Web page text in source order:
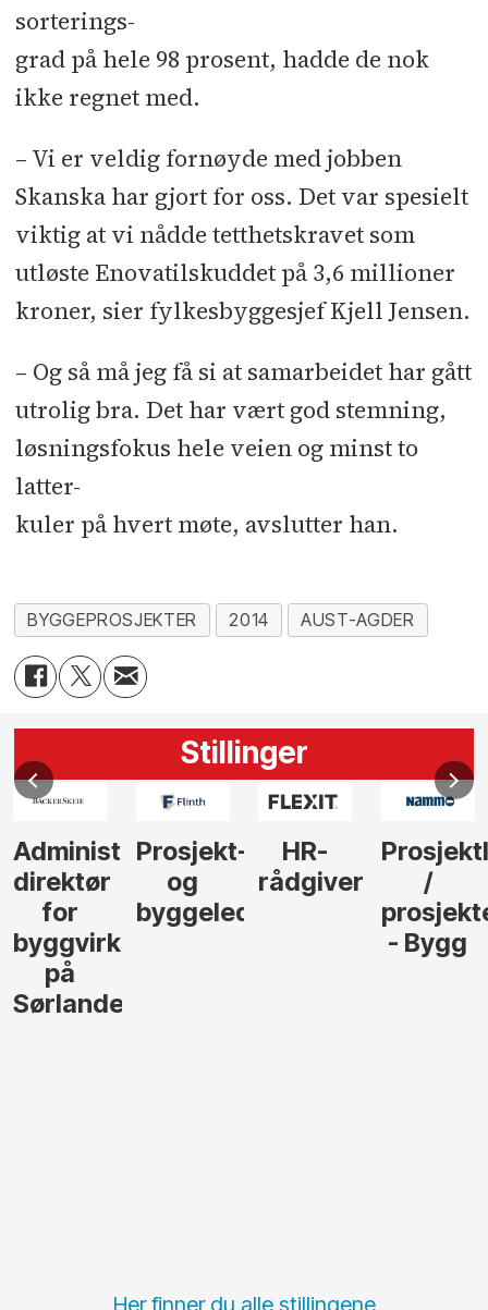
sorterings-
grad på hele 98 prosent, hadde de nok
ikke regnet med.
– Vi er veldig fornøyde med jobben
Skanska har gjort for oss. Det var spesielt
viktig at vi nådde tetthetskravet som
utløste Enovatilskuddet på 3,6 millioner
kroner, sier fylkesbyggesjef Kjell Jensen.
– Og så må jeg få si at samarbeidet har gått
utrolig bra. Det har vært god stemning,
løsningsfokus hele veien og minst to
latter-
kuler på hvert møte, avslutter han.
BYGGEPROSJEKTER 2014 AUST-AGDER
Stillinger
Administrerende
direktør
for
byggvirksomhet
på
Sørlandet
Prosjekt-
og
byggeleder
HR-
rådgiver
/
- Bygg
Her finner du alle stillingene